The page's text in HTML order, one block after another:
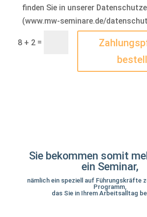
finden Sie in unserer
(www.mw-seminare.de/
8 + 2 =
Sie bekommen somit
ein Seminar,
nämlich ein speziell auf Führungskräfte
Programm,
das Sie in Ihrem Arbeitsalltag